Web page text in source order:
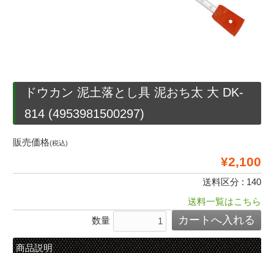
ドウカン 泥土落とし具 泥おち太 大 DK-
814 (4953981500297)
販売価格(税込)
¥2,100
送料区分 : 140
送料一覧はこちら
数量
商品説明